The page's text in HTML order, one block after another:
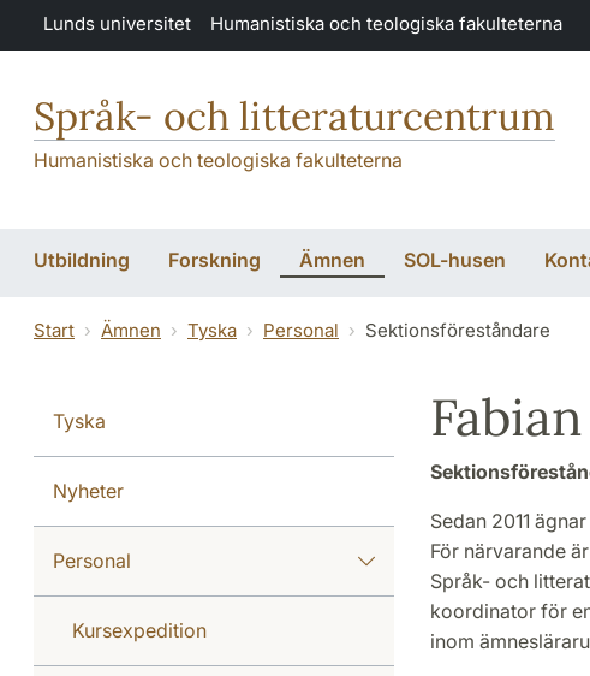
Hoppa till huvudinnehåll
Lunds universitet Humanistiska och teologiska fakulteterna
Språk- och litteraturcentrum
Humanistiska och teologiska fakulteterna
Utbildning Forskning Ämnen SOL-husen
Start Ämnen Tyska Personal Sektionsföreståndare
Tyska
Nyheter
Personal
Kursexpedition
Sedan 2011
För närvarande
Språk- och
koordinator för
inom